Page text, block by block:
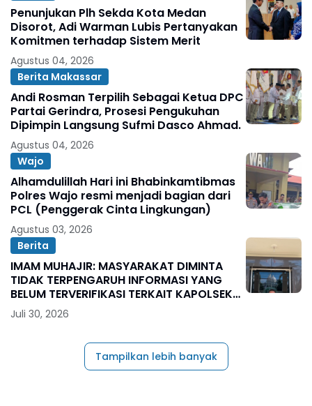
Penunjukan Plh Sekda Kota Medan
Disorot, Adi Warman Lubis Pertanyakan
Komitmen terhadap Sistem Merit
Agustus 04, 2026
Berita Makassar
Andi Rosman Terpilih Sebagai Ketua DPC
Partai Gerindra, Prosesi Pengukuhan
Dipimpin Langsung Sufmi Dasco Ahmad.
Agustus 04, 2026
Wajo
Alhamdulillah Hari ini Bhabinkamtibmas
Polres Wajo resmi menjadi bagian dari
PCL (Penggerak Cinta Lingkungan)
Agustus 03, 2026
Berita
IMAM MUHAJIR: MASYARAKAT DIMINTA
TIDAK TERPENGARUH INFORMASI YANG
BELUM TERVERIFIKASI TERKAIT KAPOLSEK
BOLO
Juli 30, 2026
Tampilkan lebih banyak